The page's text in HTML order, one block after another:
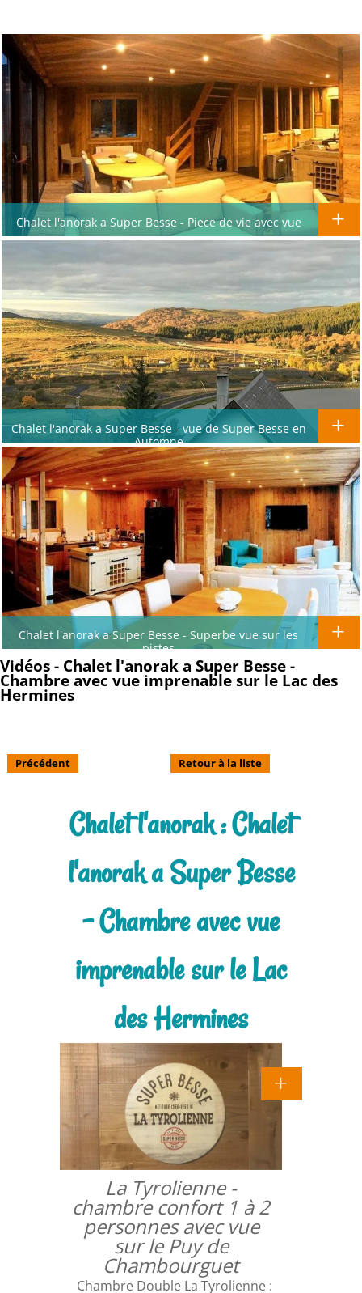
Chalet l'anorak a Super Besse - Piece de vie avec vue
Chalet l'anorak a Super Besse - vue de Super Besse en
Automne
Chalet l'anorak a Super Besse - Superbe vue sur les
pistes
Vidéos - Chalet l'anorak a Super Besse -
Chambre avec vue imprenable sur le Lac des
Hermines
Précédent Retour à la liste
Chalet l'anorak : Chalet
l'anorak a Super Besse
- Chambre avec vue
imprenable sur le Lac
des Hermines
La Tyrolienne -
chambre confort 1 à 2
personnes avec vue
sur le Puy de
Chambourguet
Chambre Double La Tyrolienne :